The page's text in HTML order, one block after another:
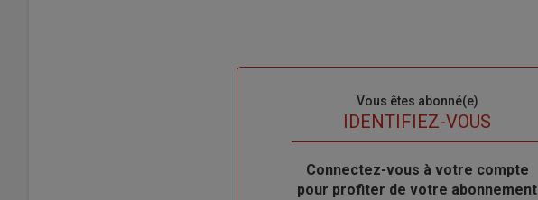
Vous êtes abonné(e)
IDENTIFIEZ-VOUS
Body
Connectez-vous à votre compte
pour profiter de votre abonnement